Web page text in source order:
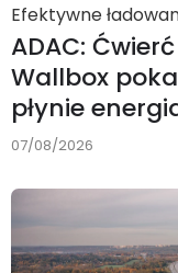
Efektywne
ADAC:
Wallbox
płynie
07/08/2026